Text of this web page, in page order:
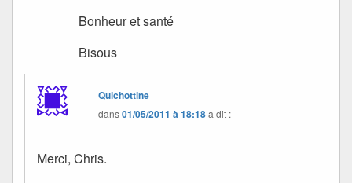
Bonheur et santé
Bisous
Quichottine
dans01/05/2011 à 18:18a dit :
Merci, Chris.